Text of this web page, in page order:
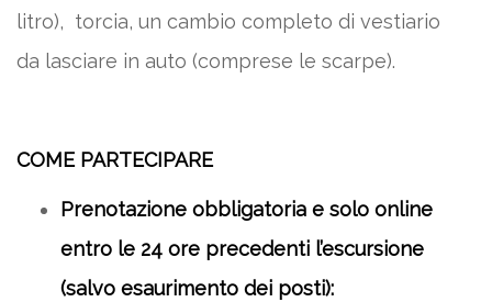
litro), torcia, un cambio completo di vestiario
da lasciare in auto (comprese le scarpe).
COME PARTECIPARE
Prenotazione obbligatoria e solo online
entro le 24 ore precedenti l’escursione
(salvo esaurimento dei posti):